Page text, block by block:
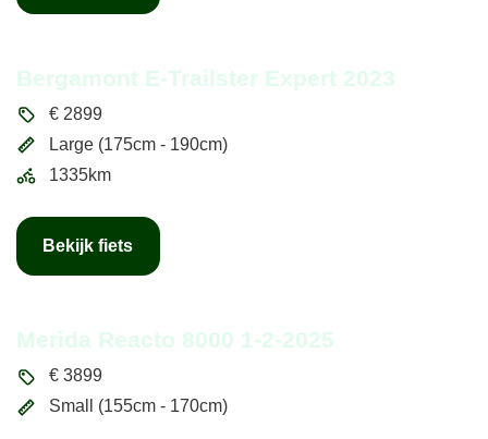
Bergamont E-Trailster Expert 2023
€ 2899
Large (175cm - 190cm)
1335km
Bekijk fiets
Merida Reacto 8000 1-2-2025
€ 3899
Small (155cm - 170cm)